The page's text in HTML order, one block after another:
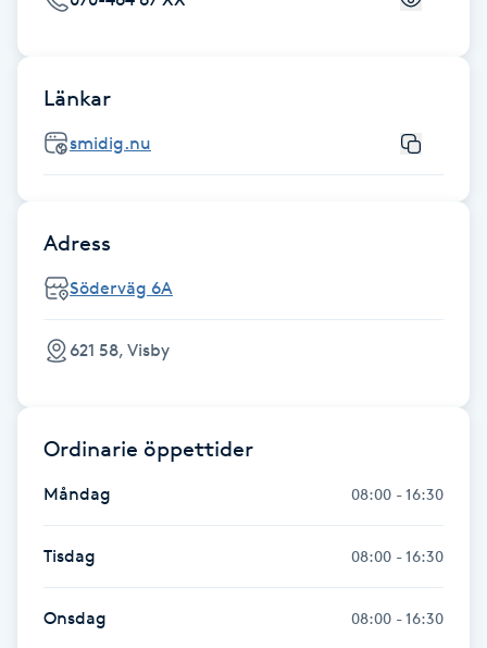
Fransar
Fransborttagning
Fransförlängning
Fransförlängning Volym
Fransk manikyr
Fransrengöring
Frekvensterapi
Länkar
smidig.nu
Adress
Söderväg 6A
621 58, Visby
Ordinarie öppettider
Måndag 08:00 - 16:30
Tisdag 08:00 - 16:30
Onsdag 08:00 - 16:30